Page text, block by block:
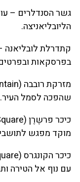
גשר הסנדלרים –
הליובליאניצה.
קתדרלת לובליאנה
בפרסקאות
שהפכה לסמל העיר.
מוקד מפגש
עם נוף אל הטירה